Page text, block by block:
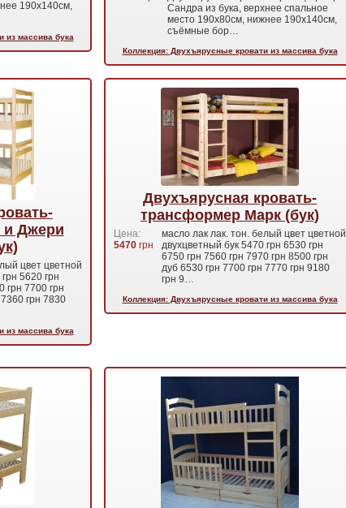
190х140см,
из массива бука
Сандра из бука, верхнее спальное
место 190х80см, нижнее 190х140см,
съёмные бор…
Коллекция: Двухъярусные кровати из массива бука
и Джери
цвет цветной
5620 грн
грн 7700 грн
грн 7830
из массива бука
Двухъярусная кровать-
трансформер Марк (бук)
Цена:
5470 грн
масло лак лак. тон. белый цвет цветной
двухцветный бук 5470 грн 6530 грн
6750 грн 7560 грн 7970 грн 8500 грн
дуб 6530 грн 7700 грн 7770 грн 9180
грн 9…
Коллекция: Двухъярусные кровати из массива бука